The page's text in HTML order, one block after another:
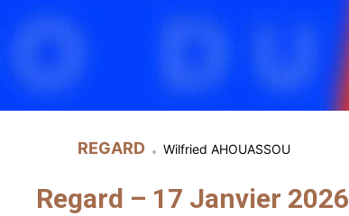
REGARD Wilfried AHOUASSOU
Regard – 17 Janvier 2026